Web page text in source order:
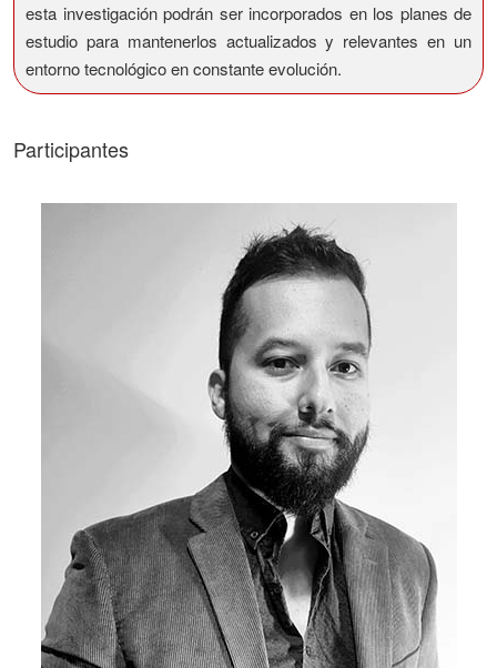
esta investigación podrán ser incorporados en los planes de
estudio para mantenerlos actualizados y relevantes en un
entorno tecnológico en constante evolución.
Participantes